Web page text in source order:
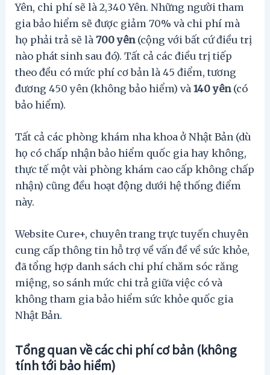
Yên, chi phí sẽ là 2,340 Yên. Những người tham
gia bảo hiểm sẽ được giảm 70% và chi phí mà
họ phải trả sẽ là 700 yên(cộng với bất cứ điều trị
nào phát sinh sau đó). Tất cả các điều trị tiếp
theo đều có mức phí cơ bản là 45 điểm, tương
đương 450 yên (không bảo hiểm) và 140 yên(có
bảo hiểm).
Tất cả các phòng khám nha khoa ở Nhật Bản (dù
họ có chấp nhận bảo hiểm quốc gia hay không,
thực tế một vài phòng khám cao cấp không chấp
nhận) cũng đều hoạt động dưới hệ thống điểm
này.
Website Cure+, chuyên trang trực tuyến chuyên
cung cấp thông tin hỗ trợ về vấn đề về sức khỏe,
đã tổng hợp danh sách chi phí chăm sóc răng
miệng, so sánh mức chi trả giữa việc có và
không tham gia bảo hiểm sức khỏe quốc gia
Nhật Bản.
Tổng quan về các chi phí cơ bản (không
tính tới bảo hiểm)